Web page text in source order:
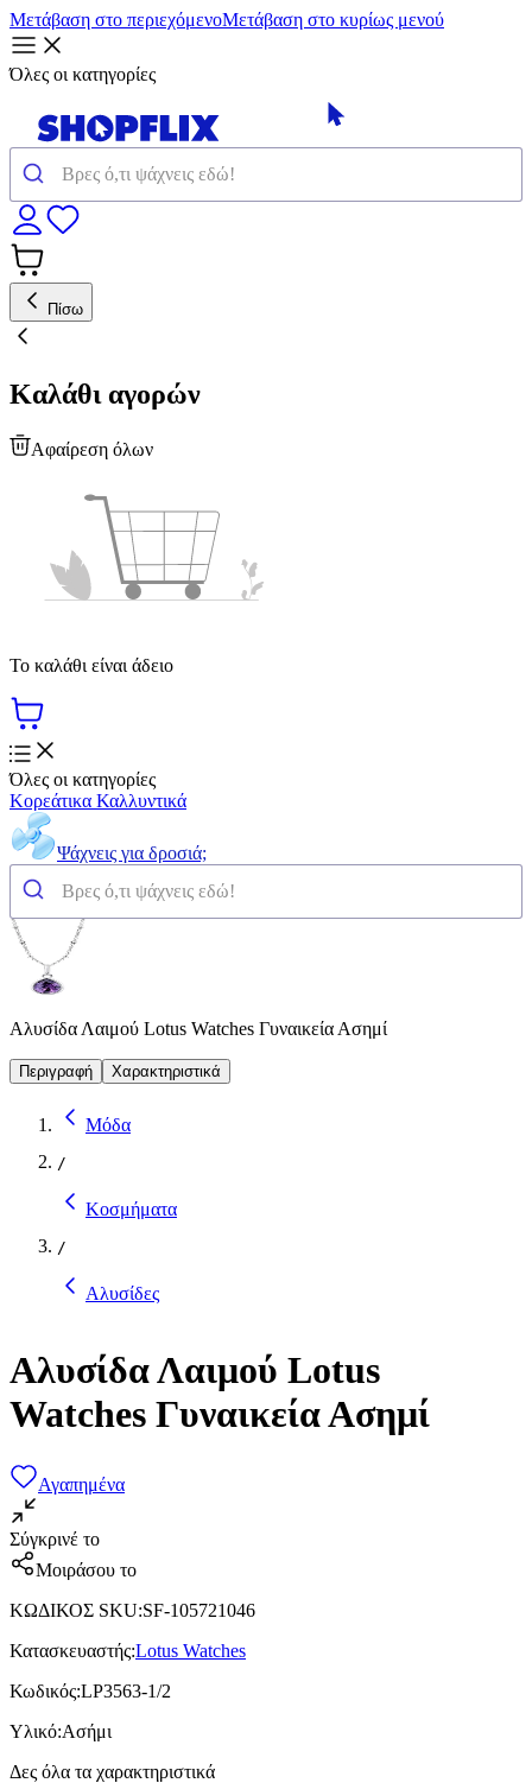
Μετάβαση στο περιεχόμενοΜετάβαση στο κυρίως μενού
Όλες οι κατηγορίες
Πίσω
Καλάθι αγορών
Αφαίρεση όλων
Το καλάθι είναι άδειο
Όλες οι κατηγορίες
Κορεάτικα Καλλυντικά
Ψάχνεις για δροσιά;
Αλυσίδα Λαιμού Lotus Watches Γυναικεία Ασημί
Περιγραφή Χαρακτηριστικά
Μόδα
/
Κοσμήματα
/
Αλυσίδες
Αλυσίδα Λαιμού Lotus
Watches Γυναικεία Ασημί
Αγαπημένα
Σύγκρινέ το
Μοιράσου το
ΚΩΔΙΚΟΣ SKU:SF-105721046
Κατασκευαστής:Lotus Watches
Κωδικός:LP3563-1/2
Υλικό:Ασήμι
Δες όλα τα χαρακτηριστικά